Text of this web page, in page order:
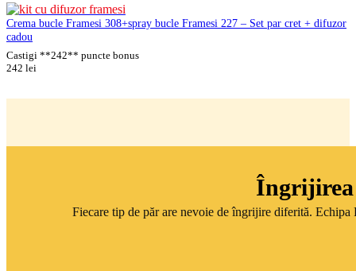
Crema bucle Framesi 308+spray bucle Framesi 227 – Set par cret + difuzor
cadou
Castigi **242** puncte bonus
242 lei
Îngrijirea
Fiecare tip de păr are nevoie de îngrijire diferită. Echipa